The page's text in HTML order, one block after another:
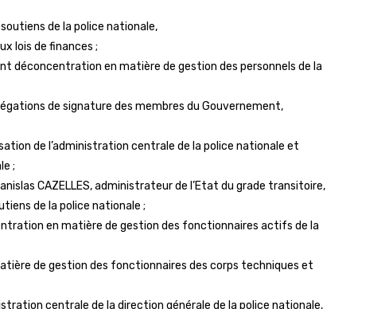
de la police nationale,
lois de finances ;
déconcentration en matière de gestion des personnels de la
de signature des membres du Gouvernement,
de l’administration centrale de la police nationale et
;
CAZELLES, administrateur de l’Etat du grade transitoire,
de la police nationale ;
en matière de gestion des fonctionnaires actifs de la
de gestion des fonctionnaires des corps techniques et
centrale de la direction générale de la police nationale,